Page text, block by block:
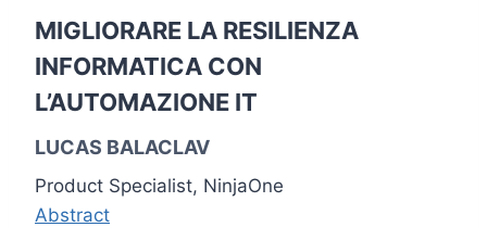
MIGLIORARE LA RESILIENZA
INFORMATICA CON
L’AUTOMAZIONE IT
LUCAS BALACLAV
Product Specialist, NinjaOne
Abstract